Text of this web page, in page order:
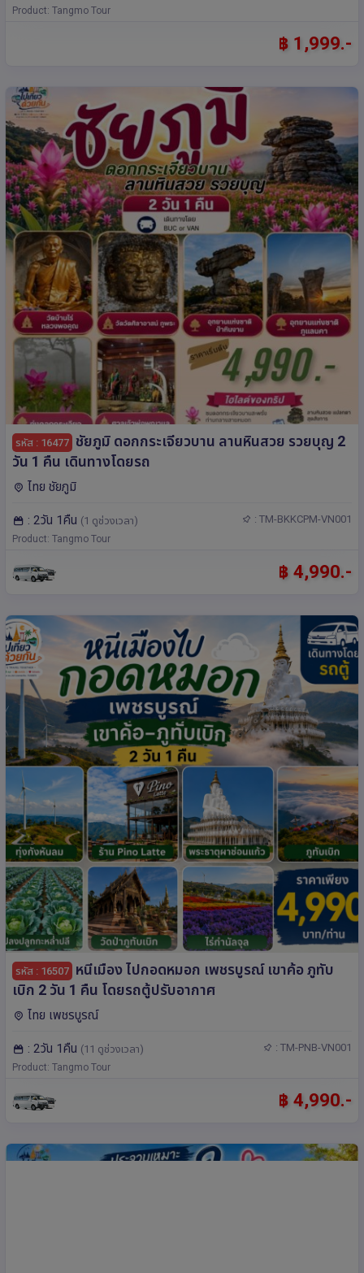
Product: Tangmo Tour
฿ 1,999.-
รหัส : 16477 ชัยภูมิ ดอกกระเจียวบาน ลานหินสวย รวยบุญ 2
วัน 1 คืน เดินทางโดยรถ
ไทย ชัยภูมิ
: 2วัน 1คืน (1 ดูช่วงเวลา) : TM-BKKCPM-VN001
Product: Tangmo Tour
฿ 4,990.-
รหัส : 16507 หนีเมือง ไปกอดหมอก เพชรบูรณ์ เขาค้อ ภูทับ
เบิก 2 วัน 1 คืน โดยรถตู้ปรับอากาศ
ไทย เพชรบูรณ์
: 2วัน 1คืน (11 ดูช่วงเวลา) : TM-PNB-VN001
Product: Tangmo Tour
฿ 4,990.-